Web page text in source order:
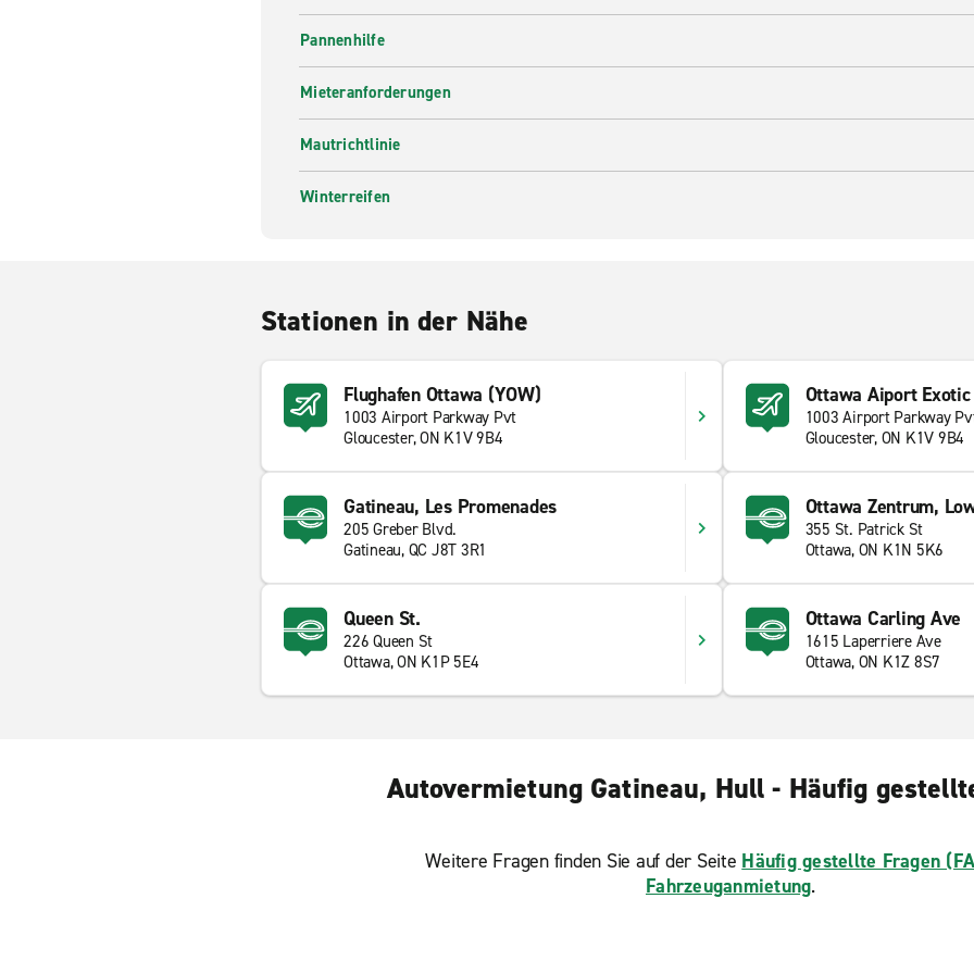
Pannenhilfe
Mieteranforderungen
Mautrichtlinie
Winterreifen
Stationen in der Nähe
Flughafen Ottawa (YOW)
1003 Airport Parkway Pvt
Gloucester, ON K1V 9B4
Ottawa Aiport Exotic
1003 Airport Parkway
Gloucester, ON K1V 9B4
Gatineau, Les Promenades
205 Greber Blvd.
Gatineau, QC J8T 3R1
Ottawa Zentrum,
355 St. Patrick St
Ottawa, ON K1N 5K6
Queen St.
226 Queen St
Ottawa, ON K1P 5E4
Ottawa Carling Ave
1615 Laperriere Ave
Ottawa, ON K1Z 8S7
Autovermietung Gatineau, Hull - Häufig
Weitere Fragen finden Sie auf der Seite Häufig gestellte Fragen
Fahrzeuganmietung.